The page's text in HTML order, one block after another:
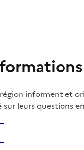
informent et
leurs questions